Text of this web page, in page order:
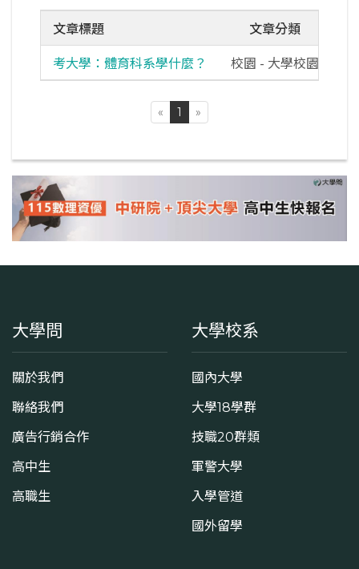
文章標題
文章分類
考大學：體育科系學什麼？
校園 - 大學校園
« 1 »
大學問
關於我們
聯絡我們
廣告行銷合作
高中生
高職生
大學校系
國內大學
大學18學群
技職20群類
軍警大學
入學管道
國外留學